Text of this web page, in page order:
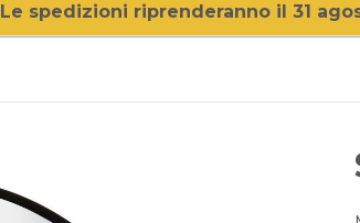
Le spedizioni riprenderanno il 31